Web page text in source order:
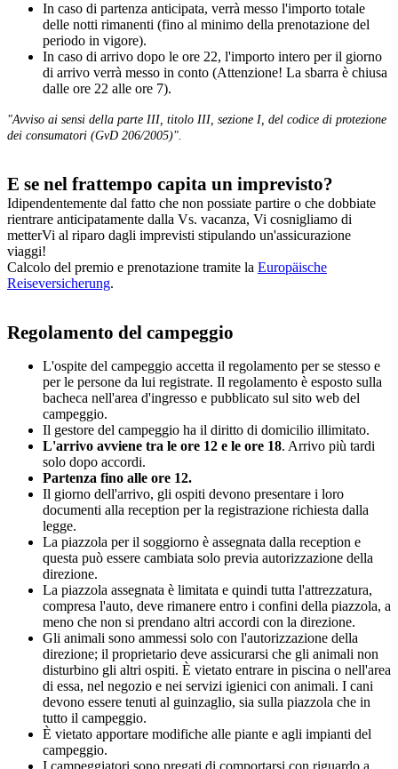
In caso di partenza anticipata, verrà messo l'importo totale
delle notti rimanenti (fino al minimo della prenotazione del
periodo in vigore).
In caso di arrivo dopo le ore 22, l'importo intero per il giorno
di arrivo verrà messo in conto (Attenzione! La sbarra è chiusa
dalle ore 22 alle ore 7).
"Avviso ai sensi della parte III, titolo III, sezione I, del codice di protezione
dei consumatori (GvD 206/2005)".
E se nel frattempo capita un imprevisto?
Idipendentemente dal fatto che non possiate partire o che dobbiate
rientrare anticipatamente dalla Vs. vacanza, Vi cosnigliamo di
metterVi al riparo dagli imprevisti stipulando un'assicurazione
viaggi!
Calcolo del premio e prenotazione tramite la Europäische
Reiseversicherung.
Regolamento del campeggio
L'ospite del campeggio accetta il regolamento per se stesso e
per le persone da lui registrate. Il regolamento è esposto sulla
bacheca nell'area d'ingresso e pubblicato sul sito web del
campeggio.
Il gestore del campeggio ha il diritto di domicilio illimitato.
L'arrivo avviene tra le ore 12 e le ore 18. Arrivo più tardi
solo dopo accordi.
Partenza fino alle ore 12.
Il giorno dell'arrivo, gli ospiti devono presentare i loro
documenti alla reception per la registrazione richiesta dalla
legge.
La piazzola per il soggiorno è assegnata dalla reception e
questa può essere cambiata solo previa autorizzazione della
direzione.
La piazzola assegnata è limitata e quindi tutta l'attrezzatura,
compresa l'auto, deve rimanere entro i confini della piazzola, a
meno che non si prendano altri accordi con la direzione.
Gli animali sono ammessi solo con l'autorizzazione della
direzione; il proprietario deve assicurarsi che gli animali non
disturbino gli altri ospiti. È vietato entrare in piscina o nell'area
di essa, nel negozio e nei servizi igienici con animali. I cani
devono essere tenuti al guinzaglio, sia sulla piazzola che in
tutto il campeggio.
È vietato apportare modifiche alle piante e agli impianti del
campeggio.